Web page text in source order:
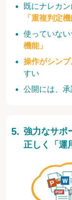
既にナレカ
「重複判定機
使っていな
機能」
操作がシン
すい
公開には、
強力なサポ
正しく「運